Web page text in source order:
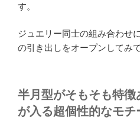
す。
ジュエリー同士の組み合わせ
の引き出しをオープンしてみ
半月型がそもそも特
が入る超個性的なモチ